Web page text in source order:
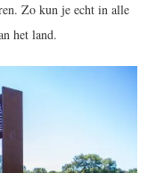
Zo kun je echt in alle
het land.